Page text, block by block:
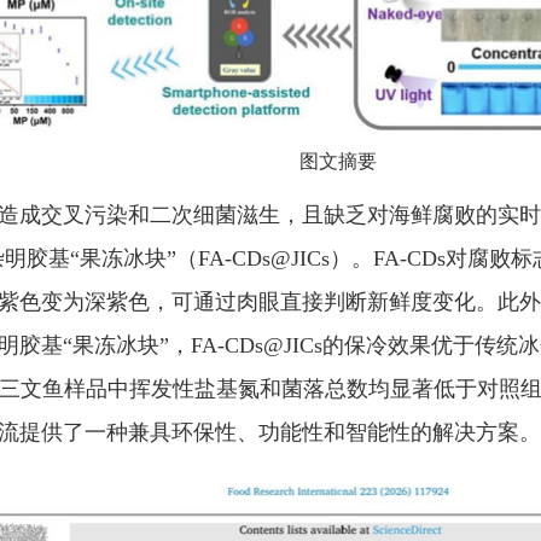
图文摘要
成交叉污染和二次细菌滋生，且缺乏对海鲜腐败的实
胶基“果冻冰块”（FA-CDs@JICs）。FA-CDs对腐败
色变为深紫色，可通过肉眼直接判断新鲜度变化。此
胶基“果冻冰块”，FA-CDs@JICs的保冷效果优于传统
文鱼样品中挥发性盐基氮和菌落总数均显著低于对照
提供了一种兼具环保性、功能性和智能性的解决方案。